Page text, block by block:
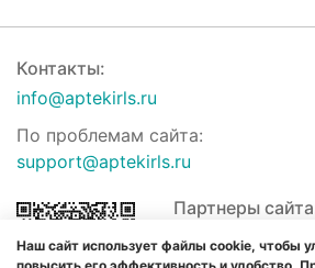
Контакты:
info@aptekirls.ru
По проблемам сайта:
support@aptekirls.ru
Партнеры
Наш сайт использует файлы cookie, чтобы